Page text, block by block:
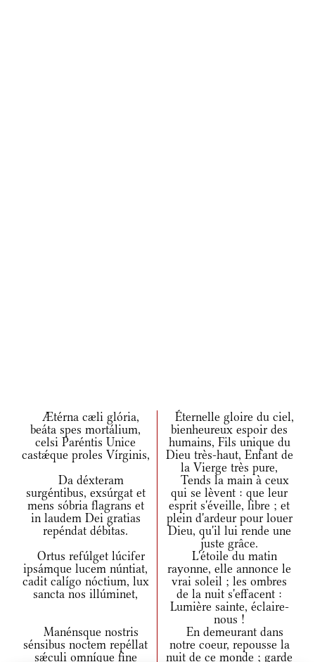
Ætérna cæli glória,
beáta spes mortálium,
celsi Paréntis Unice
castǽque proles Vírginis,
Éternelle gloire du ciel,
bienheureux espoir des
humains, Fils unique du
Dieu très-haut, Enfant de
la Vierge très pure,
Da déxteram
surgéntibus, exsúrgat et
mens sóbria flagrans et
in laudem Dei gratias
repéndat débitas.
Tends la main à ceux
qui se lèvent : que leur
esprit s'éveille, libre ; et
plein d'ardeur pour louer
Dieu, qu'il lui rende une
juste grâce.
Ortus refúlget lúcifer
ipsámque lucem núntiat,
cadit calígo nóctium, lux
sancta nos illúminet,
L'étoile du matin
rayonne, elle annonce le
vrai soleil ; les ombres
de la nuit s'effacent :
Lumière sainte, éclaire-
nous !
Manénsque nostris
sénsibus noctem repéllat
sǽculi omníque fine
En demeurant dans
notre coeur, repousse la
nuit de ce monde ; garde